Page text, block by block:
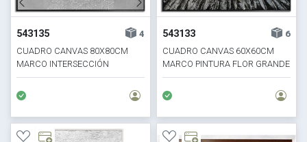
543135
4
CUADRO CANVAS 80X80CM
MARCO INTERSECCIÓN
543133
6
CUADRO CANVAS 60X60CM
MARCO PINTURA FLOR GRANDE